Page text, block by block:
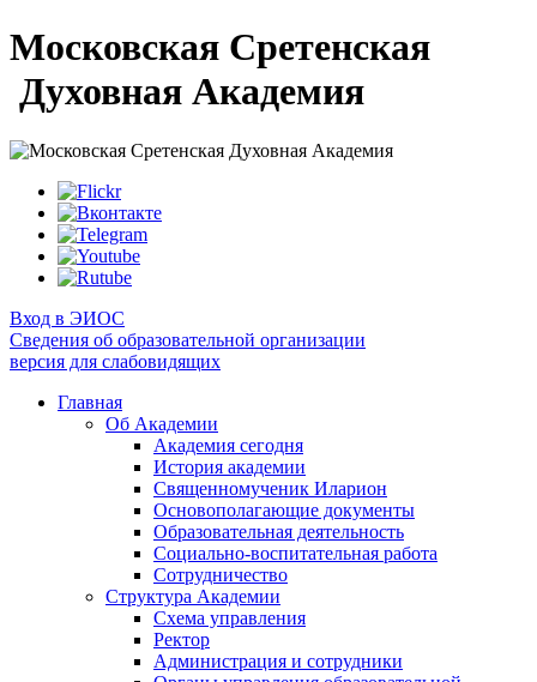
Московская Сретенская
Духовная Академия
Вход в ЭИОС
Сведения об образовательной организации
версия для слабовидящих
Главная
Об Академии
Академия сегодня
История академии
Священномученик Иларион
Основополагающие документы
Образовательная деятельность
Социально-воспитательная работа
Сотрудничество
Структура Академии
Схема управления
Ректор
Администрация и сотрудники